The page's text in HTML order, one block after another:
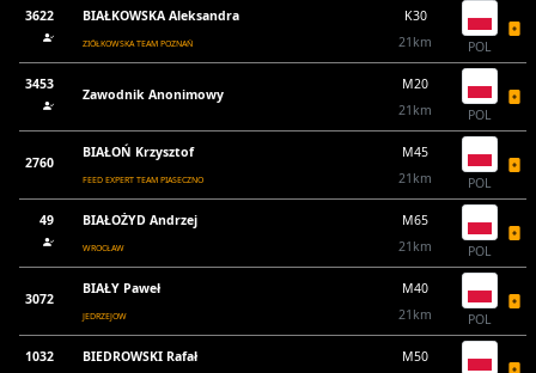
3622 BIAŁKOWSKA Aleksandra
ZIÓŁKOWSKA TEAM POZNAŃ
K30
21km
POL
3453
Zawodnik Anonimowy
M20
21km
POL
2760
BIAŁOŃ Krzysztof
FEED EXPERT TEAM PIASECZNO
M45
21km
POL
49 BIAŁOŻYD Andrzej
WROCŁAW
M65
21km
POL
3072
BIAŁY Paweł
JEDRZEJOW
M40
21km
POL
1032 BIEDROWSKI Rafał
M50